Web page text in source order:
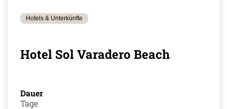
Hotels & Unterkünfte
Hotel Sol Varadero Beach
Dauer
Tage